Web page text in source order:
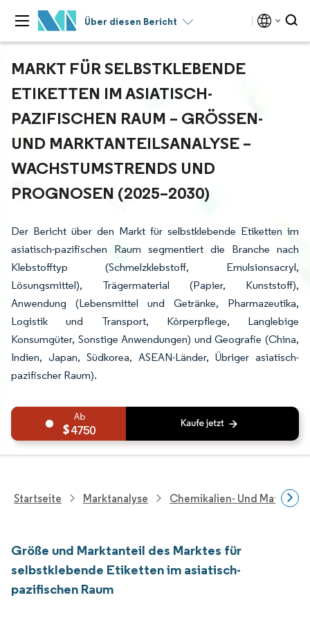
Über diesen Bericht
MARKT FÜR SELBSTKLEBENDE
ETIKETTEN IM ASIATISCH-
PAZIFISCHEN RAUM – GRÖSSEN- U
ND MARKTANTEILSANALYSE – W
ACHSTUMSTRENDS UND P
ROGNOSEN (2025–2030)
Der Bericht über den Markt für selbstklebende Etiketten im
asiatisch-pazifischen Raum segmentiert die Branche nach
Klebstofftyp (Schmelzklebstoff, Emulsionsacryl,
Lösungsmittel), Trägermaterial (Papier, Kunststoff),
Anwendung (Lebensmittel und Getränke, Pharmazeutika,
Logistik und Transport, Körperpflege, Langlebige
Konsumgüter, Sonstige Anwendungen) und Geografie (China,
Indien, Japan, Südkorea, ASEAN-Länder, Übriger asiatisch-
pazifischer Raum).
4750
Startseite Marktanalyse Chemikalien- Und
Größe und Marktanteil des Marktes für
selbstklebende Etiketten im asiatisch-
pazifischen Raum